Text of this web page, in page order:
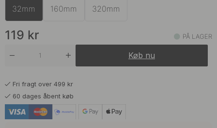
Valnød
32mm 160mm 320mm
119 kr PÅ LAGER
Køb nu
Fri fragt over 499 kr
60 dages åbent køb